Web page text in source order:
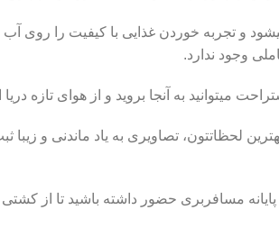
و تجربه خوردن غذایی با کیفیت را روی
وجود ندارد.
میتوانید به آنجا بروید و از هوای تازه دریا
لحظاتتون، تصاویری به یاد ماندنی و
مسافربری حضور داشته باشید تا از کشتی